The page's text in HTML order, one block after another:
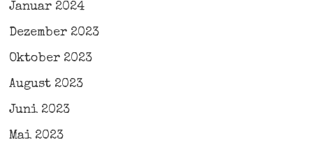
Januar 2024
Dezember 2023
Oktober 2023
August 2023
Juni 2023
Mai 2023